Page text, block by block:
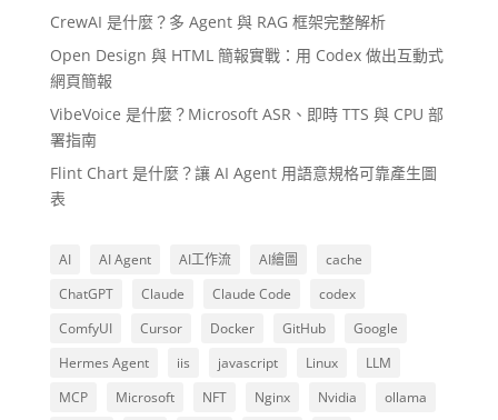
CrewAI 是什麼？多 Agent 與 RAG 框架完整解析
Open Design 與 HTML 簡報實戰：用 Codex 做出互動式
網頁簡報
VibeVoice 是什麼？Microsoft ASR、即時 TTS 與 CPU 部
署指南
Flint Chart 是什麼？讓 AI Agent 用語意規格可靠產生圖
表
AI AI Agent AI工作流 AI繪圖
cache
ChatGPT
Claude Claude Code
codex
ComfyUI
Cursor Docker GitHub
Google
Hermes Agent
iis javascript Linux
LLM
MCP
Microsoft NFT Nginx Nvidia
ollama